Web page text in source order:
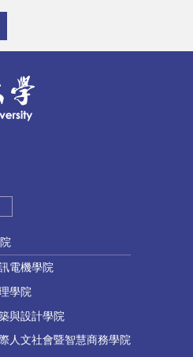
電機學院
學院
與設計學院
人文社會暨智慧商務學院